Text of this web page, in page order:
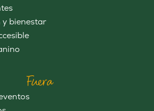
y bienestar
Fuera